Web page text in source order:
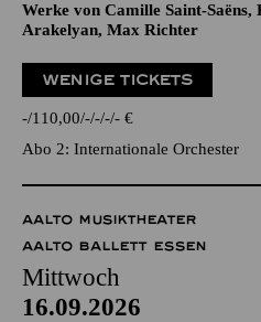
Werke von Camille Saint-
Arakelyan, Max Richter
WENIGE TICKETS
- 110,00 - - - - €
Abo 2: Internationale Orchester
AALTO MUSIKTHEATER
AALTO BALLETT ESSEN
Mittwoch
16.09.2026